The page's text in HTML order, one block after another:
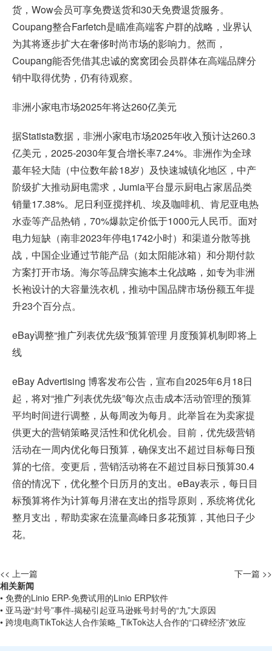
货，Wow会员可享免费送货和30天免费退货服务。
Coupang整合Farfetch是瞄准高端客户群的战略，业界认
为其将逐步扩大在奢侈时尚市场的影响力。然而，
Coupang能否凭借其忠诚的窝窝团会员群体在高端品牌分
销中取得优势，仍有待观察。
非洲小家电市场2025年将达260亿美元
据Statista数据，非洲小家电市场2025年收入预计达260.3
亿美元，2025-2030年复合增长率7.24%。非洲作为全球
蕞年轻大陆（中位数年龄18岁）及快速城镇化地区，中产
阶级扩大推动厨电需求，Jumia平台显示厨电占家居品类
销量17.38%。尼日利亚搅拌机、埃及咖啡机、肯尼亚电热
水壶等产品热销，70%爆款定价低于1000元人民币。面对
电力短缺（南非2023年停电1742小时）和渠道分散等挑
战，中国企业通过节能产品（如太阳能冰箱）和分期付款
方案打开市场。海尔等品牌实施本土化战略，如专为非洲
长袍设计的大容量洗衣机，推动中国品牌市场份额五年提
升23个百分点。
eBay调整“推广列表优先级”预算管理 月度预算机制即将上
线
eBay Advertising 博客发布公告，宣布自2025年6月18日
起，将对“推广列表优先级”每次点击成本活动管理的预算
平均时间进行调整，从每周改为每月。此举旨在为卖家提
供更大的营销策略灵活性和优化机会。目前，优先级营销
活动在一周内优化每日预算，确保支出不超过目标每日预
算的七倍。变更后，营销活动将在不超过目标日预算30.4
倍的情况下，优化整个日历月的支出。eBay表示，每日目
标预算将作为计算每月潜在支出的指导原则，系统将优化
整月支出，帮助卖家在流量高峰日多花预算，其他日子少
花。
<< 上一篇
下一篇 >>
相关新闻
• 免费的Linio ERP-免费试用的Linio ERP软件
• 亚马逊“封号”事件-揭秘引起亚马逊账号封号的“九”大原因
• 跨境电商TikTok达人合作策略_TikTok达人合作的“口碑经济”效应